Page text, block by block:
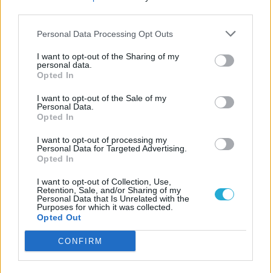
Personal Data Processing Opt Outs
I want to opt-out of the Sharing of my
personal data.
Opted In
I want to opt-out of the Sale of my
Personal Data.
Opted In
I want to opt-out of processing my
Personal Data for Targeted Advertising.
Opted In
I want to opt-out of Collection, Use,
Retention, Sale, and/or Sharing of my
Personal Data that Is Unrelated with the
Purposes for which it was collected.
Opted Out
CONFIRM